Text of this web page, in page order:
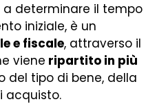
a determinare il tempo
iniziale, è un
e fiscale, attraverso il
viene ripartito in più
del tipo di bene, della
acquisto.